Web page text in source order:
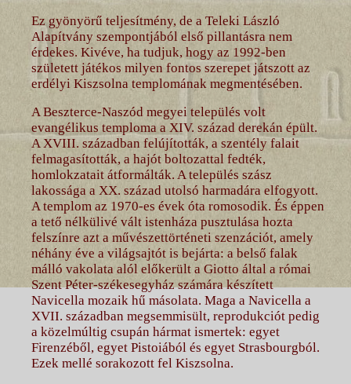
Ez gyönyörű teljesítmény, de a Teleki László
Alapítvány szempontjából első pillantásra nem
érdekes. Kivéve, ha tudjuk, hogy az 1992-ben
született játékos milyen fontos szerepet játszott az
erdélyi Kiszsolna templomának megmentésében.
A Beszterce-Naszód megyei település volt
evangélikus temploma a XIV. század derekán épült.
A XVIII. században felújították, a szentély falait
felmagasították, a hajót boltozattal fedték,
homlokzatait átformálták. A település szász
lakossága a XX. század utolsó harmadára elfogyott.
A templom az 1970-es évek óta romosodik. És éppen
a tető nélkülivé vált istenháza pusztulása hozta
felszínre azt a művészettörténeti szenzációt, amely
néhány éve a világsajtót is bejárta: a belső falak
málló vakolata alól előkerült a Giotto által a római
Szent Péter-székesegyház számára készített
Navicella mozaik hű másolata. Maga a Navicella a
XVII. században megsemmisült, reprodukciót pedig
a közelmúltig csupán hármat ismertek: egyet
Firenzéből, egyet Pistoiából és egyet Strasbourgból.
Ezek mellé sorakozott fel Kiszsolna.